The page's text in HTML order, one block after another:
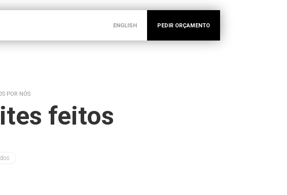
ENGLISH PEDIR ORÇAMENTO
POR NÓS
feitos